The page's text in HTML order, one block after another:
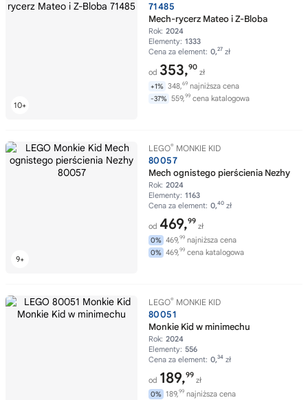
71485
Mech-rycerz Mateo i Z-Bloba
Rok: 2024
Elementy: 1333
Cena za element: 0,27 zł
od 353,90
zł
+1% 348,69 najniższa cena
-37% 559,99 cena katalogowa
LEGO® MONKIE KID
80057
Mech ognistego pierścienia Nezhy
Rok: 2024
Elementy: 1163
Cena za element: 0,40 zł
od 469,99
zł
0% 469,99 najniższa cena
0% 469,99 cena katalogowa
LEGO® MONKIE KID
80051
Monkie Kid w minimechu
Rok: 2024
Elementy: 556
Cena za element: 0,34 zł
od 189,99
zł
0% 189,99 najniższa cena